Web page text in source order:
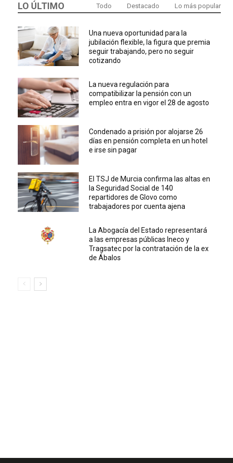
LO ÚLTIMO Todo Destacado Lo más popular
Una nueva oportunidad para la
jubilación flexible, la figura que premia
seguir trabajando, pero no seguir
cotizando
La nueva regulación para
compatibilizar la pensión con un
empleo entra en vigor el 28 de agosto
Condenado a prisión por alojarse 26
días en pensión completa en un hotel
e irse sin pagar
El TSJ de Murcia confirma las altas en
la Seguridad Social de 140
repartidores de Glovo como
trabajadores por cuenta ajena
La Abogacía del Estado representará
a las empresas públicas Ineco y
Tragsatec por la contratación de la ex
de Ábalos